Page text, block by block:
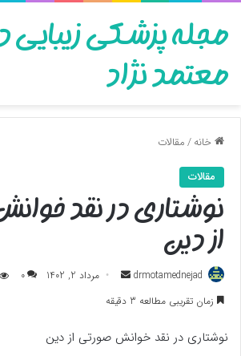
مجله پزشکی زیبایی
معتمد نژاد
خانه/مقالات
مقالات
نوشتاری در نقد
از دین
drmotamednejad
ارسال
به
مرداد 2, 1402 0
زمان تقریبی مطالعه 3 دقیقه
نوشتاری در نقد خوانش صورتی از دین